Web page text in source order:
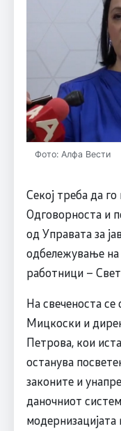
Фото: Алфа Вести
Секој треба да го
Одговорноста и
од Управата за
одбележување
работници –
На свеченоста
Мицкоски и
Петрова, кои
останува
законите и
даночниот
модернизацијата